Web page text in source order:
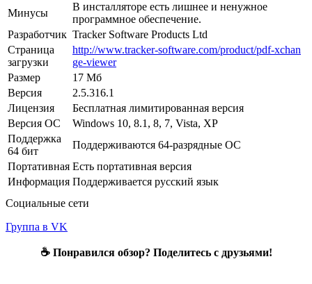
Минусы
В инсталляторе есть лишнее и ненужное
программное обеспечение.
Разработчик Tracker Software Products Ltd
Страница
загрузки
http://www.tracker-software.com/product/pdf-xchan
ge-viewer
Размер
17 Мб
Версия
2.5.316.1
Лицензия
Бесплатная лимитированная версия
Версия ОС
Windows 10, 8.1, 8, 7, Vista, XP
Поддержка
64 бит
Поддерживаются 64-разрядные ОС
Портативная Есть портативная версия
Информация Поддерживается русский язык
Социальные сети
Группа в VK
☕ Понравился обзор? Поделитесь с друзьями!